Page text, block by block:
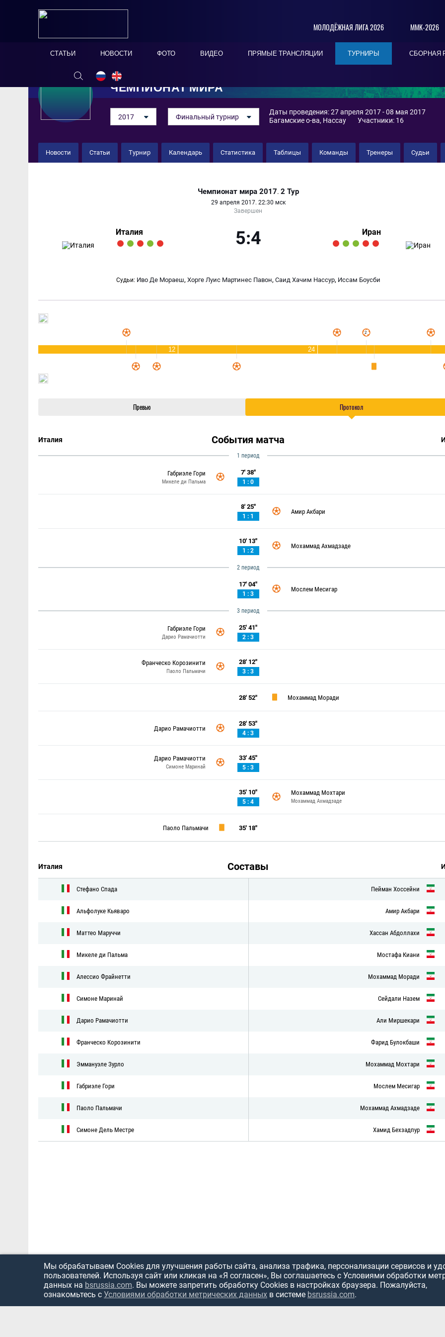
МОЛОДЁЖНАЯ ЛИГА 2026 ММК-2026
СТАТЬИ НОВОСТИ ФОТО ВИДЕО ПРЯМЫЕ ТРАНСЛЯЦИИ ТУРНИРЫ СБОРНАЯ
ЧЕМПИОНАТ МИРА
2017 Финальный турнир
Даты проведения: 27 апреля 2017 - 08 мая 2017
Багамские о-ва, Нассау
Участники: 16
Новости Статьи Турнир Календарь Статистика Таблицы Команды Тренеры Судьи
Чемпионат мира 2017. 2 Тур
29 апреля 2017. 22:30 мск
Завершен
Италия 5:4 Иран
Судьи: Иво Де Мораеш, Хорге Луис Мартинес Павон, Саид Хачим Нассур, Иссам Боусби
12 24
Превью Протокол
Италия События матча
1 период
Габриэле Гори
Микеле ди Пальма
7' 38''
1 : 0
8' 25''
1 : 1
Амир Акбари
10' 13''
1 : 2
Мохаммад Ахмадзаде
2 период
17' 04''
1 : 3
Мослем Месигар
3 период
Габриэле Гори
Дарио Рамачиотти
25' 41''
2 : 3
Франческо Корозинити
Паоло Пальмачи
28' 12''
3 : 3
28' 52'' Мохаммад Моради
Дарио Рамачиотти
28' 53''
4 : 3
Дарио Рамачиотти
Симоне Маринай
33' 45''
5 : 3
35' 10''
5 : 4
Мохаммад Мохтари
Мохаммад Ахмадзаде
Паоло Пальмачи 35' 18''
Италия Составы
Стефано Спада
Альфолуке Кьяваро
Маттео Маруччи
Микеле ди Пальма
Алессио Фрайнетти
Симоне Маринай
Дарио Рамачиотти
Франческо Корозинити
Эммануэле Зурло
Габриэле Гори
Паоло Пальмачи
Симоне Дель Местре
Пейман Хоссейни
Амир Акбари
Хассан Абдоллахи
Мостафа Киани
Мохаммад Моради
Сейдали Назем
Али Миршекари
Фарид Булокбаши
Мохаммад Мохтари
Мослем Месигар
Мохаммад Ахмадзаде
Хамид Бехзадпур
Мы обрабатываем Cookies для улучшения работы сайта, анализа трафика, персонализации сервисов и
пользователей. Используя сайт или кликая на «Я согласен», Вы соглашаетесь с Условиями обработки
данных на bsrussia.com. Вы можете запретить обработку Cookies в настройках браузера. Пожалуйста,
ознакомьтесь с Условиями обработки метрических данных в системе bsrussia.com.